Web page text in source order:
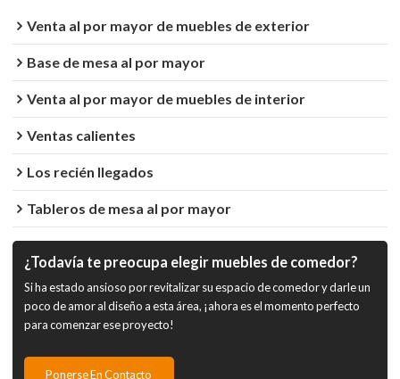
Venta al por mayor de muebles de exterior
Base de mesa al por mayor
Venta al por mayor de muebles de interior
Ventas calientes
Los recién llegados
Tableros de mesa al por mayor
¿Todavía te preocupa elegir muebles de comedor?
Si ha estado ansioso por revitalizar su espacio de comedor y darle un
poco de amor al diseño a esta área, ¡ahora es el momento perfecto
para comenzar ese proyecto!
Ponerse En Contacto